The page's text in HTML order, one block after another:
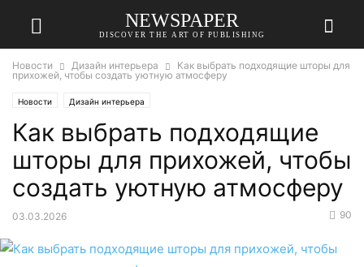
NEWSPAPER
DISCOVER THE ART OF PUBLISHING
Новости Дизайн интерьера
Как выбрать подходящие шторы для
прихожей, чтобы создать уютную атмосферу
Новости Дизайн интерьера
Как выбрать подходящие
шторы для прихожей, чтобы
создать уютную атмосферу
03.03.2026 90